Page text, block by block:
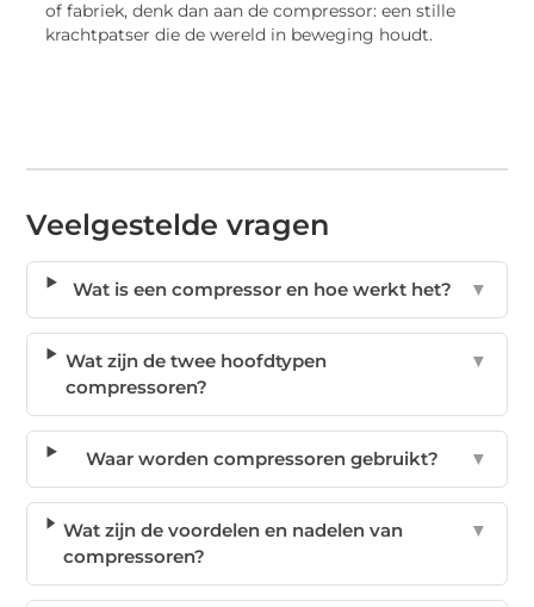
of fabriek, denk dan aan de compressor: een stille
krachtpatser die de wereld in beweging houdt.
Veelgestelde vragen
Wat is een compressor en hoe werkt het? ▼
Wat zijn de twee hoofdtypen
compressoren?
▼
Waar worden compressoren gebruikt? ▼
Wat zijn de voordelen en nadelen van
compressoren?
▼